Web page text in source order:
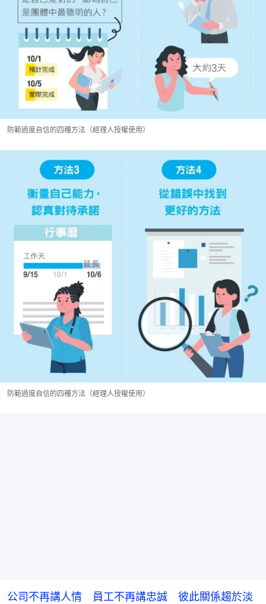
防範過度自信的四種方法（經理人授權使用）
防範過度自信的四種方法（經理人授權使用）
公司不再講人情 員工不再講忠誠 彼此關係趨於淡